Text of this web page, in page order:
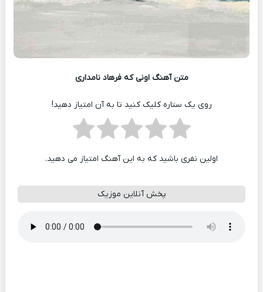
متن آهنگ اونی که فرهاد نامداری
روی یک ستاره کلیک کنید تا به آن امتیاز دهید!
اولین نفری باشید که به این آهنگ امتیاز می دهید.
پخش آنلاین موزیک